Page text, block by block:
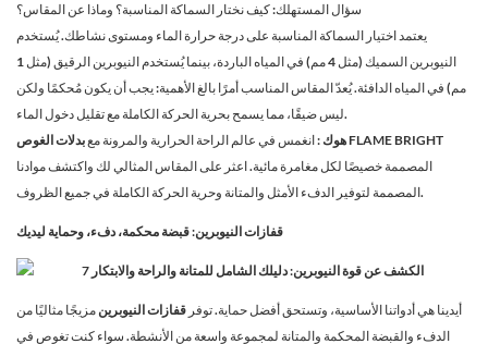
سؤال المستهلك: كيف نختار السماكة المناسبة؟ وماذا عن المقاس؟
يعتمد اختيار السماكة المناسبة على درجة حرارة الماء ومستوى نشاطك. يُستخدم
النيوبرين السميك (مثل 4 مم) في المياه الباردة، بينما يُستخدم النيوبرين الرقيق (مثل 1
مم) في المياه الدافئة. يُعدّ المقاس المناسب أمرًا بالغ الأهمية: يجب أن يكون مُحكمًا ولكن
ليس ضيقًا، مما يسمح بحرية الحركة الكاملة مع تقليل دخول الماء.
هوك : انغمس في عالم الراحة الحرارية والمرونة مع
بدلات الغوص FLAME BRIGHT
المصممة خصيصًا لكل مغامرة مائية. اعثر على المقاس المثالي لك واكتشف موادنا
المصممة لتوفير الدفء الأمثل والمتانة وحرية الحركة الكاملة في جميع الظروف.
قفازات النيوبرين: قبضة محكمة، دفء، وحماية ليديك
أيدينا هي أدواتنا الأساسية، وتستحق أفضل حماية. توفر قفازات النيوبرينمزيجًا مثاليًا من
الدفء والقبضة المحكمة والمتانة لمجموعة واسعة من الأنشطة. سواء كنت تغوص في